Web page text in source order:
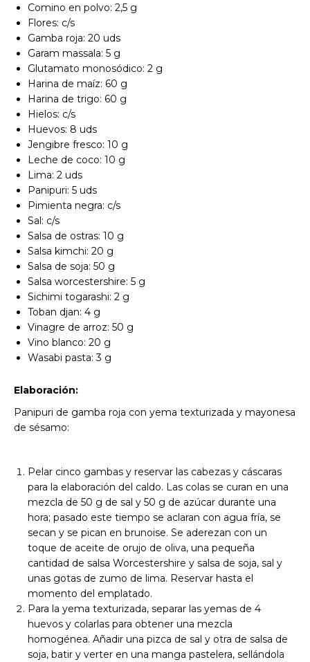
Comino en polvo: 2,5 g
Flores: c/s
Gamba roja: 20 uds
Garam massala: 5 g
Glutamato monosódico: 2 g
Harina de maíz: 60 g
Harina de trigo: 60 g
Hielos: c/s
Huevos: 8 uds
Jengibre fresco: 10 g
Leche de coco: 10 g
Lima: 2 uds
Panipuri: 5 uds
Pimienta negra: c/s
Sal: c/s
Salsa de ostras: 10 g
Salsa kimchi: 20 g
Salsa de soja: 50 g
Salsa worcestershire: 5 g
Sichimi togarashi: 2 g
Toban djan: 4 g
Vinagre de arroz: 50 g
Vino blanco: 20 g
Wasabi pasta: 3 g
Elaboración:
Panipuri de gamba roja con yema texturizada y mayonesa
de sésamo:
Pelar cinco gambas y reservar las cabezas y cáscaras
para la elaboración del caldo. Las colas se curan en una
mezcla de 50 g de sal y 50 g de azúcar durante una
hora; pasado este tiempo se aclaran con agua fría, se
secan y se pican en brunoise. Se aderezan con un
toque de aceite de orujo de oliva, una pequeña
cantidad de salsa Worcestershire y salsa de soja, sal y
unas gotas de zumo de lima. Reservar hasta el
momento del emplatado.
Para la yema texturizada, separar las yemas de 4
huevos y colarlas para obtener una mezcla
homogénea. Añadir una pizca de sal y otra de salsa de
soja, batir y verter en una manga pastelera, sellándola